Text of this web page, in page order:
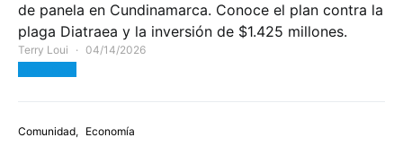
de panela en Cundinamarca. Conoce el plan contra la
plaga Diatraea y la inversión de $1.425 millones.
Terry Loui 04/14/2026
Comunidad Economía